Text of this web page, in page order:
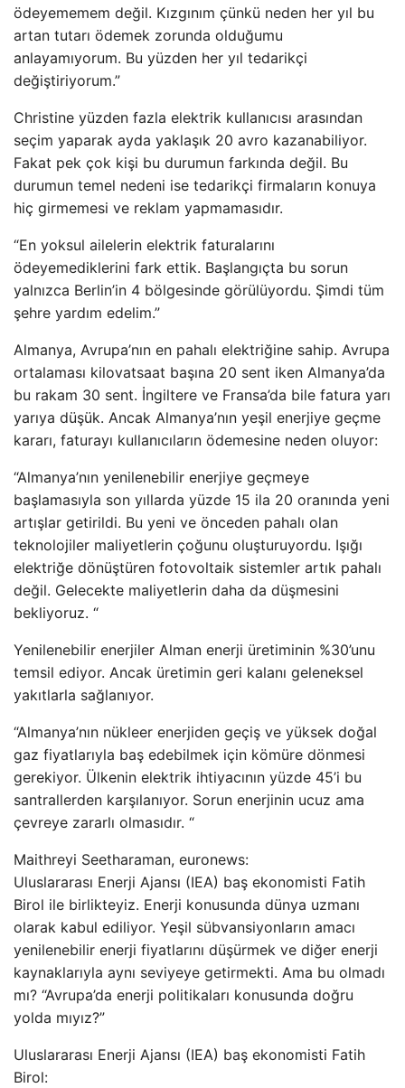
ödeyememem değil. Kızgınım çünkü neden her yıl bu
artan tutarı ödemek zorunda olduğumu
anlayamıyorum. Bu yüzden her yıl tedarikçi
değiştiriyorum.”
Christine yüzden fazla elektrik kullanıcısı arasından
seçim yaparak ayda yaklaşık 20 avro kazanabiliyor.
Fakat pek çok kişi bu durumun farkında değil. Bu
durumun temel nedeni ise tedarikçi firmaların konuya
hiç girmemesi ve reklam yapmamasıdır.
“En yoksul ailelerin elektrik faturalarını
ödeyemediklerini fark ettik. Başlangıçta bu sorun
yalnızca Berlin’in 4 bölgesinde görülüyordu. Şimdi tüm
şehre yardım edelim.”
Almanya, Avrupa’nın en pahalı elektriğine sahip. Avrupa
ortalaması kilovatsaat başına 20 sent iken Almanya’da
bu rakam 30 sent. İngiltere ve Fransa’da bile fatura yarı
yarıya düşük. Ancak Almanya’nın yeşil enerjiye geçme
kararı, faturayı kullanıcıların ödemesine neden oluyor:
“Almanya’nın yenilenebilir enerjiye geçmeye
başlamasıyla son yıllarda yüzde 15 ila 20 oranında yeni
artışlar getirildi. Bu yeni ve önceden pahalı olan
teknolojiler maliyetlerin çoğunu oluşturuyordu. Işığı
elektriğe dönüştüren fotovoltaik sistemler artık pahalı
değil. Gelecekte maliyetlerin daha da düşmesini
bekliyoruz. “
Yenilenebilir enerjiler Alman enerji üretiminin %30’unu
temsil ediyor. Ancak üretimin geri kalanı geleneksel
yakıtlarla sağlanıyor.
“Almanya’nın nükleer enerjiden geçiş ve yüksek doğal
gaz fiyatlarıyla baş edebilmek için kömüre dönmesi
gerekiyor. Ülkenin elektrik ihtiyacının yüzde 45’i bu
santrallerden karşılanıyor. Sorun enerjinin ucuz ama
çevreye zararlı olmasıdır. “
Maithreyi Seetharaman, euronews:
Uluslararası Enerji Ajansı (IEA) baş ekonomisti Fatih
Birol ile birlikteyiz. Enerji konusunda dünya uzmanı
olarak kabul ediliyor. Yeşil sübvansiyonların amacı
yenilenebilir enerji fiyatlarını düşürmek ve diğer enerji
kaynaklarıyla aynı seviyeye getirmekti. Ama bu olmadı
mı? “Avrupa’da enerji politikaları konusunda doğru
yolda mıyız?”
Uluslararası Enerji Ajansı (IEA) baş ekonomisti Fatih
Birol: